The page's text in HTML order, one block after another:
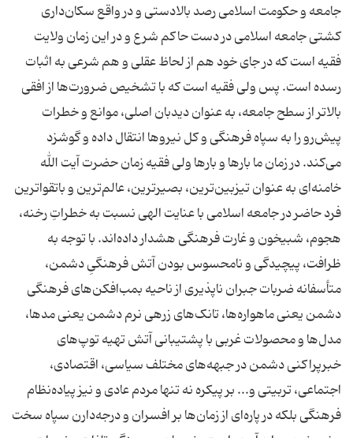
جامعه و حکومت اسلامی رصد بالادستی و در واقع سکان‌داری
کشتی جامعه اسلامی در دست حاکم شرع و در این زمان ولایت
فقیه است که در جای خود هم از لحاظ عقلی و هم شرعی به اثبات
رسده است. پس ولی فقیه است که با تشخیص ضرورت‌ها از افقی
بالاتر از سطح جامعه، به عنوان دیدبان اصلی، موانع و خطرات
پیش‌رو را به سپاه فرهنگی و کل نیروها انتقال داده و گوشزد
می‌کند. در زمان ما بارها و بارها ولی فقیه زمان حضرت آیت الله
خامنه‌ای به عنوان تیزبین‌ترین، بصیرترین، عالم‌ترین و باتقواترین
فرد حاضر در جامعه اسلامی با عنایت الهی نسبت به خطراتِ رخنه،
هجوم، شبیخون و غارت فرهنگی هشدار داده‌اند. با توجه به
ظرافت، پیچیدگی و نامحسوس بودن آتش فرهنگیِ دشمن،
متأسفانه ضربات جبران ناپذیری از ناحیه بمب‌افکن‌های فرهنگی
دشمن یعنی ماهواره‌ها، تانک‌های زرهی نرم دشمن یعنی مدها،
مدل‌ها و محصولات غربی با پشتیبانی آتش تهیه توپ‌های
خبرپراکنی دشمن در جبهه‌های مختلف سیاسی، اقتصادی،
اجتماعی، تربیتی و... بر پیکره نه تنها مردم عادی و نیز پیاده‌نظام
فرهنگی بلکه در پاره‌ای از زمان‌ها بر افسران و درجه‌دارن سپاه سخت